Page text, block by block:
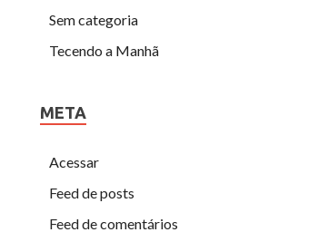
Sem categoria
Tecendo a Manhã
META
Acessar
Feed de posts
Feed de comentários